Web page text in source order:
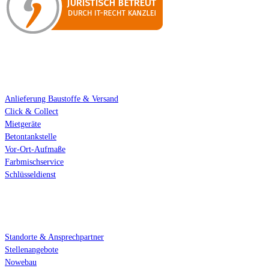
Anlieferung Baustoffe & Versand
Click & Collect
Mietgeräte
Betontankstelle
Vor-Ort-Aufmaße
Farbmischservice
Schlüsseldienst
Standorte & Ansprechpartner
Stellenangebote
Nowebau